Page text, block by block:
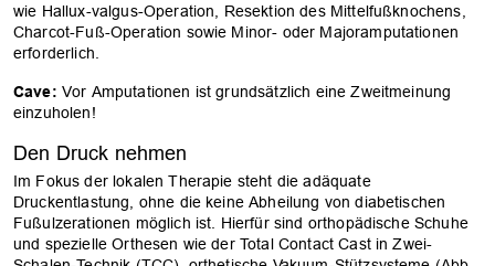
wie Hallux-valgus-Operation, Resektion des Mittelfußknochens,
Charcot-Fuß-Operation sowie Minor- oder Majoramputationen
erforderlich.
Cave: Vor Amputationen ist grundsätzlich eine Zweitmeinung
einzuholen!
Den Druck nehmen
Im Fokus der lokalen Therapie steht die adäquate
Druckentlastung, ohne die keine Abheilung von diabetischen
Fußulzerationen möglich ist. Hierfür sind orthopädische Schuhe
und spezielle Orthesen wie der Total Contact Cast in Zwei-